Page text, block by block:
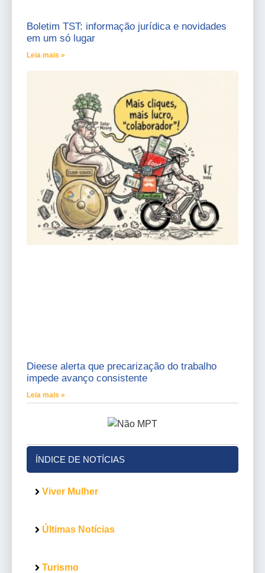
Boletim TST: informação jurídica e novidades
em um só lugar
Leia mais »
Dieese alerta que precarização do trabalho
impede avanço consistente
Leia mais »
ÍNDICE DE NOTÍCIAS
Viver Mulher
Últimas Notícias
Turismo